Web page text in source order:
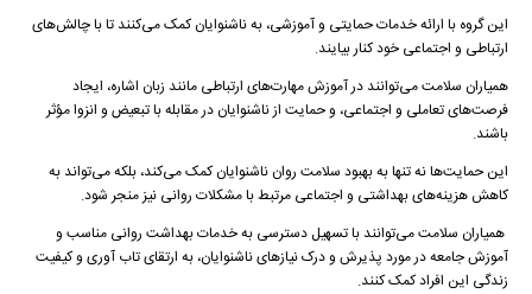
این گروه با ارائه خدمات حمایتی و آموزشی، به ناشنوایان کمک می‌کنند تا با چالش‌های
ارتباطی و اجتماعی خود کنار بیایند.
همیاران سلامت می‌توانند در آموزش مهارت‌های ارتباطی مانند زبان اشاره، ایجاد
فرصت‌های تعاملی و اجتماعی، و حمایت از ناشنوایان در مقابله با تبعیض و انزوا مؤثر
باشند.
این حمایت‌ها نه تنها به بهبود سلامت روان ناشنوایان کمک می‌کند، بلکه می‌تواند به
کاهش هزینه‌های بهداشتی و اجتماعی مرتبط با مشکلات روانی نیز منجر شود.
همیاران سلامت می‌توانند با تسهیل دسترسی به خدمات بهداشت روانی مناسب و
آموزش جامعه در مورد پذیرش و درک نیازهای ناشنوایان، به ارتقای تاب آوری و کیفیت
زندگی این افراد کمک کنند.